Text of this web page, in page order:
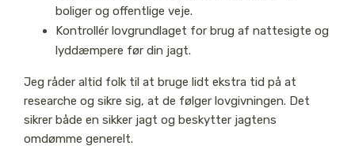
boliger og offentlige veje.
Kontrollér lovgrundlaget for brug af nattesigte og
lyddæmpere før din jagt.
Jeg råder altid folk til at bruge lidt ekstra tid på at
researche og sikre sig, at de følger lovgivningen. Det
sikrer både en sikker jagt og beskytter jagtens
omdømme generelt.